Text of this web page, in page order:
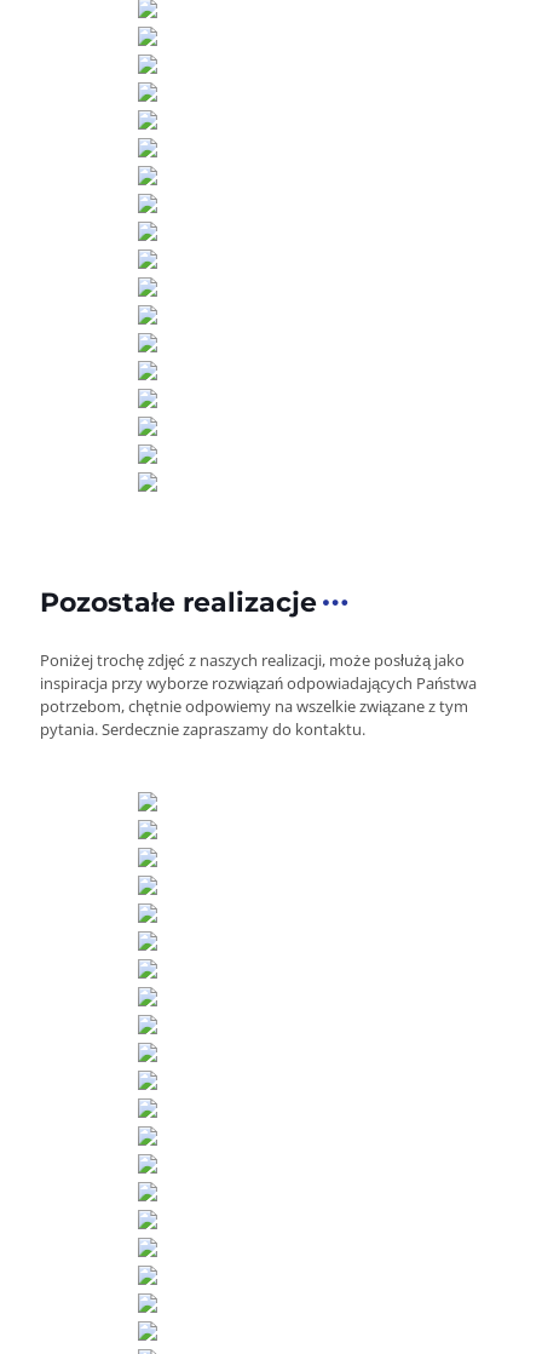
Pozostałe realizacje
Poniżej trochę zdjęć z naszych realizacji, może posłużą jako
inspiracja przy wyborze rozwiązań odpowiadających Państwa
potrzebom, chętnie odpowiemy na wszelkie związane z tym
pytania. Serdecznie zapraszamy do kontaktu.